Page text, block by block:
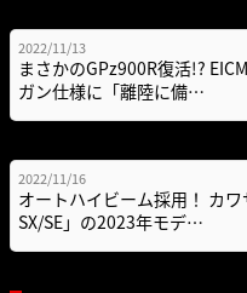
2022/11/13
まさかのGPz900R復活!?
ガン仕様に「離陸に備…
2022/11/16
オートハイビーム採用！ カ
SX/SE」の2023年モデ…